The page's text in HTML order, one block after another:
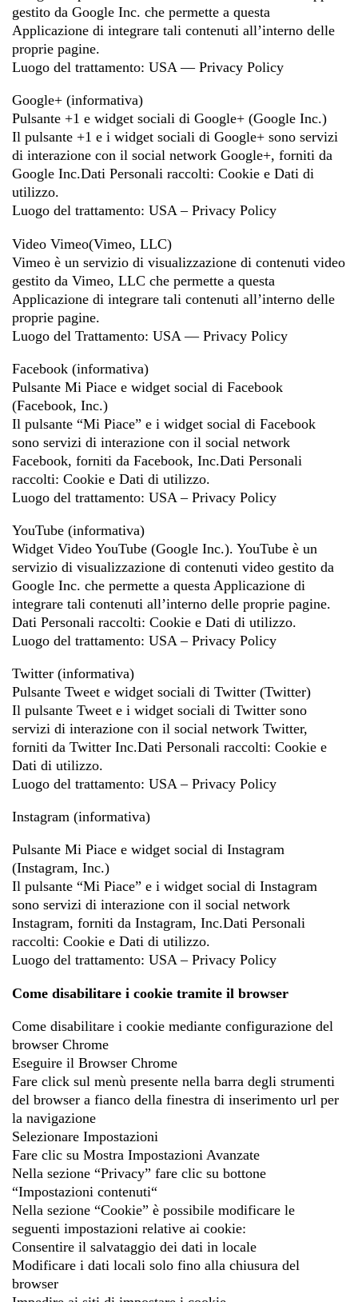
gestito da Google Inc. che permette a questa
Applicazione di integrare tali contenuti all’interno delle
proprie pagine.
Luogo del trattamento: USA — Privacy Policy
Google+ (informativa)
Pulsante +1 e widget sociali di Google+ (Google Inc.)
Il pulsante +1 e i widget sociali di Google+ sono servizi
di interazione con il social network Google+, forniti da
Google Inc.Dati Personali raccolti: Cookie e Dati di
utilizzo.
Luogo del trattamento: USA – Privacy Policy
Video Vimeo(Vimeo, LLC)
Vimeo è un servizio di visualizzazione di contenuti video
gestito da Vimeo, LLC che permette a questa
Applicazione di integrare tali contenuti all’interno delle
proprie pagine.
Luogo del Trattamento: USA — Privacy Policy
Facebook (informativa)
Pulsante Mi Piace e widget social di Facebook
(Facebook, Inc.)
Il pulsante “Mi Piace” e i widget social di Facebook
sono servizi di interazione con il social network
Facebook, forniti da Facebook, Inc.Dati Personali
raccolti: Cookie e Dati di utilizzo.
Luogo del trattamento: USA – Privacy Policy
YouTube (informativa)
Widget Video YouTube (Google Inc.). YouTube è un
servizio di visualizzazione di contenuti video gestito da
Google Inc. che permette a questa Applicazione di
integrare tali contenuti all’interno delle proprie pagine.
Dati Personali raccolti: Cookie e Dati di utilizzo.
Luogo del trattamento: USA – Privacy Policy
Twitter (informativa)
Pulsante Tweet e widget sociali di Twitter (Twitter)
Il pulsante Tweet e i widget sociali di Twitter sono
servizi di interazione con il social network Twitter,
forniti da Twitter Inc.Dati Personali raccolti: Cookie e
Dati di utilizzo.
Luogo del trattamento: USA – Privacy Policy
Instagram (informativa)
Pulsante Mi Piace e widget social di Instagram
(Instagram, Inc.)
Il pulsante “Mi Piace” e i widget social di Instagram
sono servizi di interazione con il social network
Instagram, forniti da Instagram, Inc.Dati Personali
raccolti: Cookie e Dati di utilizzo.
Luogo del trattamento: USA – Privacy Policy
Come disabilitare i cookie tramite il browser
Come disabilitare i cookie mediante configurazione del
browser Chrome
Eseguire il Browser Chrome
Fare click sul menù presente nella barra degli strumenti
del browser a fianco della finestra di inserimento url per
la navigazione
Selezionare Impostazioni
Fare clic su Mostra Impostazioni Avanzate
Nella sezione “Privacy” fare clic su bottone
“Impostazioni contenuti“
Nella sezione “Cookie” è possibile modificare le
seguenti impostazioni relative ai cookie:
Consentire il salvataggio dei dati in locale
Modificare i dati locali solo fino alla chiusura del
browser